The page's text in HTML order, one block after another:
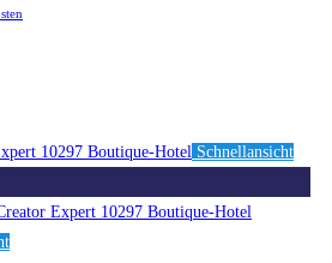
Schnellansicht